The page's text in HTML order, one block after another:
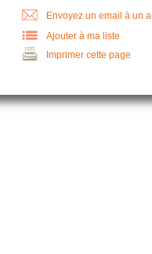
Envoyez un email à un
Ajouter à ma liste
Imprimer cette page